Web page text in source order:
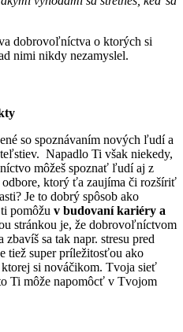
dobrovoľníctva o ktorých si
nimi nikdy nezamyslel.
so spoznávaním nových ľudí a
Napadlo Ti však niekedy,
môžeš spoznať ľudí aj z
ktorý ťa zaujíma či rozšíriť
Je to dobrý spôsob ako
pomôžu v budovaní kariéry a
stránkou je, že dobrovoľníctvom
sa tak napr. stresu pred
tiež super príležitosťou ako
si nováčikom. Tvoja sieť
Ti môže napomôcť v Tvojom